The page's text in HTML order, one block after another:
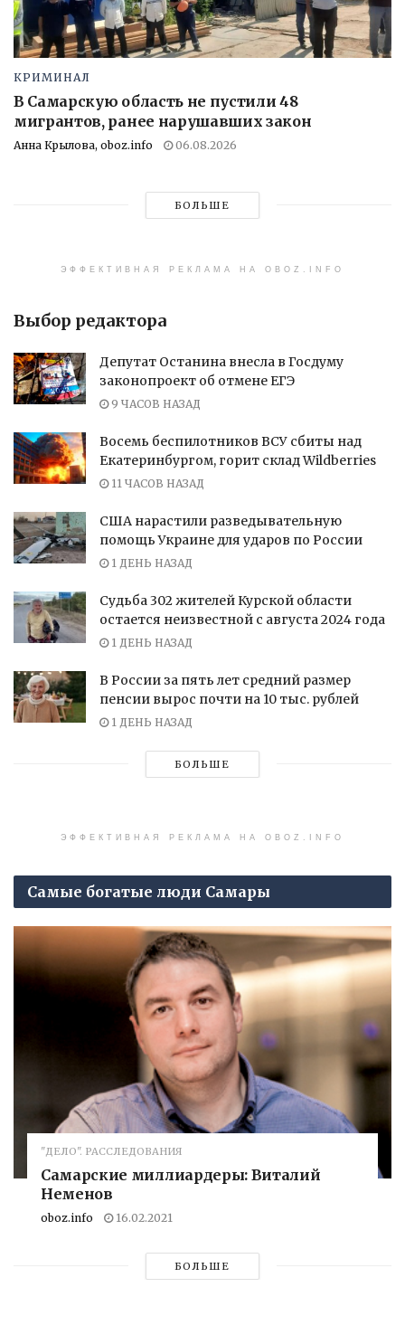
КРИМИНАЛ
В Самарскую область не пустили 48
мигрантов, ранее нарушавших закон
Анна Крылова, oboz.info 06.08.2026
БОЛЬШЕ
ЭФФЕКТИВНАЯ РЕКЛАМА НА OBOZ.INFO
Выбор редактора
Депутат Останина внесла в Госдуму
законопроект об отмене ЕГЭ
9 ЧАСОВ НАЗАД
Восемь беспилотников ВСУ сбиты над
Екатеринбургом, горит склад Wildberries
11 ЧАСОВ НАЗАД
США нарастили разведывательную
помощь Украине для ударов по России
1 ДЕНЬ НАЗАД
Судьба 302 жителей Курской области
остается неизвестной с августа 2024 года
1 ДЕНЬ НАЗАД
В России за пять лет средний размер
пенсии вырос почти на 10 тыс. рублей
1 ДЕНЬ НАЗАД
БОЛЬШЕ
ЭФФЕКТИВНАЯ РЕКЛАМА НА OBOZ.INFO
Самые богатые люди Самары
"ДЕЛО". РАССЛЕДОВАНИЯ
Самарские миллиардеры: Виталий
Неменов
oboz.info 16.02.2021
БОЛЬШЕ